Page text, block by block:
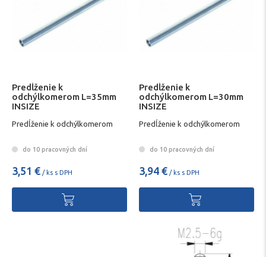
Predĺženie k
odchýlkomerom L=35mm
INSIZE
Predĺženie k odchýlkomerom
do 10 pracovných dní
3,51 € / ks s DPH
Predĺženie k
odchýlkomerom L=30mm
INSIZE
Predĺženie k odchýlkomerom
do 10 pracovných dní
3,94 € / ks s DPH